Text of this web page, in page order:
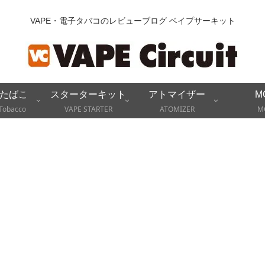
VAPE・電子タバコのレビューブログ ベイプサーキット
ばこ
スターターキット
VAPE STARTER
アトマイザー
ATOMIZER